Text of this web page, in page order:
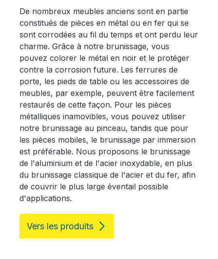
De nombreux meubles anciens sont en partie
constitués de pièces en métal ou en fer qui se
sont corrodées au fil du temps et ont perdu leur
charme. Grâce à notre brunissage, vous
pouvez colorer le métal en noir et le protéger
contre la corrosion future. Les ferrures de
porte, les pieds de table ou les accessoires de
meubles, par exemple, peuvent être facilement
restaurés de cette façon. Pour les pièces
métalliques inamovibles, vous pouvez utiliser
notre brunissage au pinceau, tandis que pour
les pièces mobiles, le brunissage par immersion
est préférable. Nous proposons le brunissage
de l'aluminium et de l'acier inoxydable, en plus
du brunissage classique de l'acier et du fer, afin
de couvrir le plus large éventail possible
d'applications.
Vers les produits